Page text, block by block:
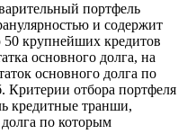
портфель
и содержит
крупнейших кредитов
основного долга, на
основного долга по
Критерии отбора портфеля
кредитные транши,
по которым